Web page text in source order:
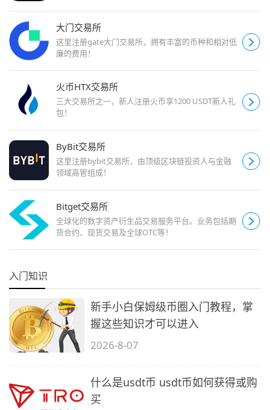
大门交易所
这里注册gate大门交易所，拥有丰富的币种和相对低
廉的费用！
火币HTX交易所
三大交易所之一，新人注册火币享1200 USDT新人礼
包！
ByBit交易所
这里注册bybit交易所，由顶级区块链投资人与金融
领域高管组成！
Bitget交易所
全球化的数字资产衍生品交易服务平台。业务包括期
货合约、现货交易及全球OTC等！
入门知识
新手小白保姆级币圈入门教程，掌
握这些知识才可以进入
2026-8-07
什么是usdt币 usdt币如何获得或购
买